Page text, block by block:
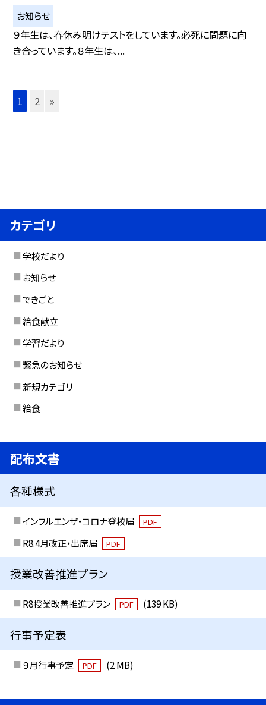
お知らせ
９年生は、春休み明けテストをしています。必死に問題に向
き合っています。８年生は、...
1 2 »
カテゴリ
学校だより
お知らせ
できごと
給食献立
学習だより
緊急のお知らせ
新規カテゴリ
給食
配布文書
各種様式
インフルエンザ・コロナ登校届 PDF
R8.4月改正・出席届 PDF
授業改善推進プラン
R8授業改善推進プラン PDF (139 KB)
行事予定表
９月行事予定 PDF (2 MB)